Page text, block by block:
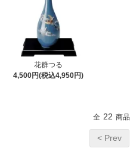
花群つる
4,500円(税込4,950円)
全 22 商品
< Prev